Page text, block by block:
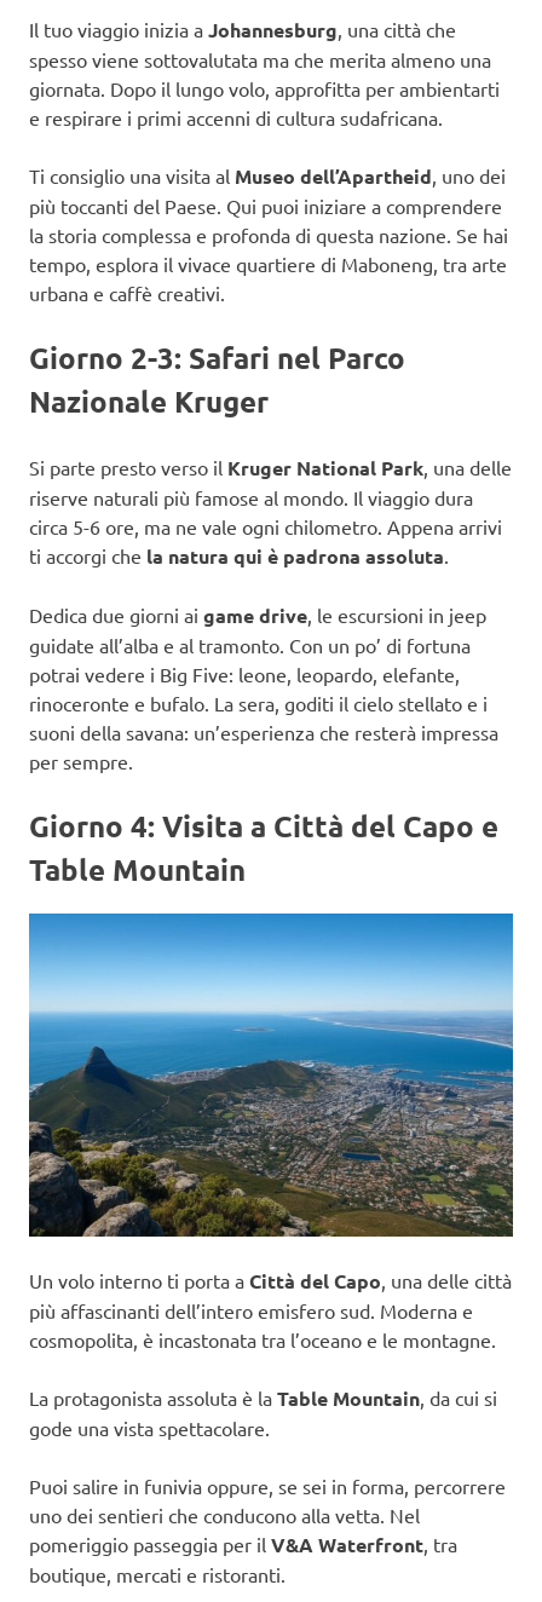
Il tuo viaggio inizia a Johannesburg, una città che
spesso viene sottovalutata ma che merita almeno una
giornata. Dopo il lungo volo, approfitta per ambientarti
e respirare i primi accenni di cultura sudafricana.
Ti consiglio una visita al Museo dell’Apartheid, uno dei
più toccanti del Paese. Qui puoi iniziare a comprendere
la storia complessa e profonda di questa nazione. Se hai
tempo, esplora il vivace quartiere di Maboneng, tra arte
urbana e caffè creativi.
Giorno 2-3: Safari nel Parco
Nazionale Kruger
Si parte presto verso il Kruger National Park, una delle
riserve naturali più famose al mondo. Il viaggio dura
circa 5-6 ore, ma ne vale ogni chilometro. Appena arrivi
ti accorgi che la natura qui è padrona assoluta.
Dedica due giorni ai game drive, le escursioni in jeep
guidate all’alba e al tramonto. Con un po’ di fortuna
potrai vedere i Big Five: leone, leopardo, elefante,
rinoceronte e bufalo. La sera, goditi il cielo stellato e i
suoni della savana: un’esperienza che resterà impressa
per sempre.
Giorno 4: Visita a Città del Capo e
Table Mountain
Un volo interno ti porta a Città del Capo , una delle città
più affascinanti dell’intero emisfero sud. Moderna e
cosmopolita, è incastonata tra l’oceano e le montagne.
La protagonista assoluta è la Table Mountain , da cui si
gode una vista spettacolare.
Puoi salire in funivia oppure, se sei in forma, percorrere
uno dei sentieri che conducono alla vetta. Nel
pomeriggio passeggia per il V&A Waterfront , tra
boutique, mercati e ristoranti.